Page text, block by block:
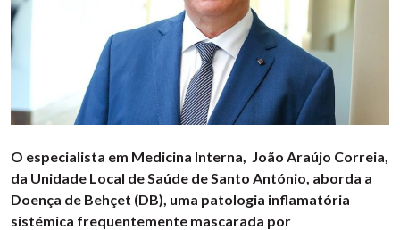
O especialista em Medicina Interna, João Araújo Correia,
da Unidade Local de Saúde de Santo António, aborda a
Doença de Behçet (DB), uma patologia inflamatória
sistémica frequentemente mascarada por